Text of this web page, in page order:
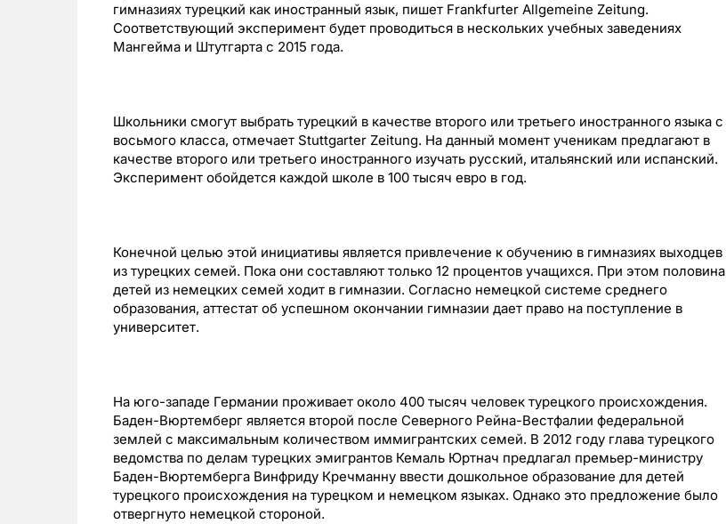
гимназиях турецкий как иностранный язык, пишет Frankfurter Allgemeine Zeitung.
Соответствующий эксперимент будет проводиться в нескольких учебных заведениях
Мангейма и Штутгарта с 2015 года.
Школьники смогут выбрать турецкий в качестве второго или третьего иностранного языка с
восьмого класса, отмечает Stuttgarter Zeitung. На данный момент ученикам предлагают в
качестве второго или третьего иностранного изучать русский, итальянский или испанский.
Эксперимент обойдется каждой школе в 100 тысяч евро в год.
Конечной целью этой инициативы является привлечение к обучению в гимназиях выходцев
из турецких семей. Пока они составляют только 12 процентов учащихся. При этом половина
детей из немецких семей ходит в гимназии. Согласно немецкой системе среднего
образования, аттестат об успешном окончании гимназии дает право на поступление в
университет.
На юго-западе Германии проживает около 400 тысяч человек турецкого происхождения.
Баден-Вюртемберг является второй после Северного Рейна-Вестфалии федеральной
землей с максимальным количеством иммигрантских семей. В 2012 году глава турецкого
ведомства по делам турецких эмигрантов Кемаль Юртнач предлагал премьер-министру
Баден-Вюртемберга Винфриду Кречманну ввести дошкольное образование для детей
турецкого происхождения на турецком и немецком языках. Однако это предложение было
отвергнуто немецкой стороной.